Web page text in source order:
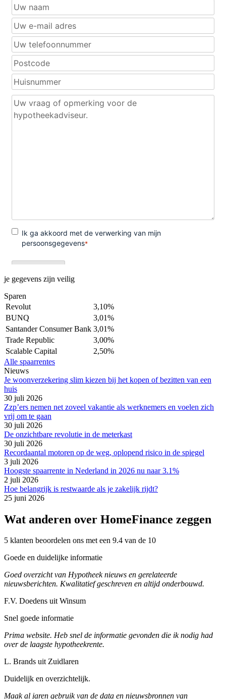
je gegevens zijn veilig
Sparen
Revolut
3,10%
BUNQ
3,01%
Santander Consumer Bank 3,01%
Trade Republic
3,00%
Scalable Capital
2,50%
Alle spaarrentes
Nieuws
Je woonverzekering slim kiezen bij het kopen of bezitten van een
huis
30 juli 2026
Zzp’ers nemen net zoveel vakantie als werknemers en voelen zich
vrij om te gaan
30 juli 2026
De onzichtbare revolutie in de meterkast
30 juli 2026
Recordaantal motoren op de weg, oplopend risico in de spiegel
3 juli 2026
Hoogste spaarrente in Nederland in 2026 nu naar 3.1%
2 juli 2026
Hoe belangrijk is restwaarde als je zakelijk rijdt?
25 juni 2026
Wat anderen over HomeFinance zeggen
5 klanten beoordelen ons met een 9.4 van de 10
Goede en duidelijke informatie
Goed overzicht van Hypotheek nieuws en gerelateerde
nieuwsberichten. Kwalitatief geschreven en altijd onderbouwd.
F.V. Doedens uit Winsum
Snel goede informatie
Prima website. Heb snel de informatie gevonden die ik nodig had
over de laagste hypotheekrente.
L. Brands uit Zuidlaren
Duidelijk en overzichtelijk.
Maak al jaren gebruik van de data en nieuwsbronnen van